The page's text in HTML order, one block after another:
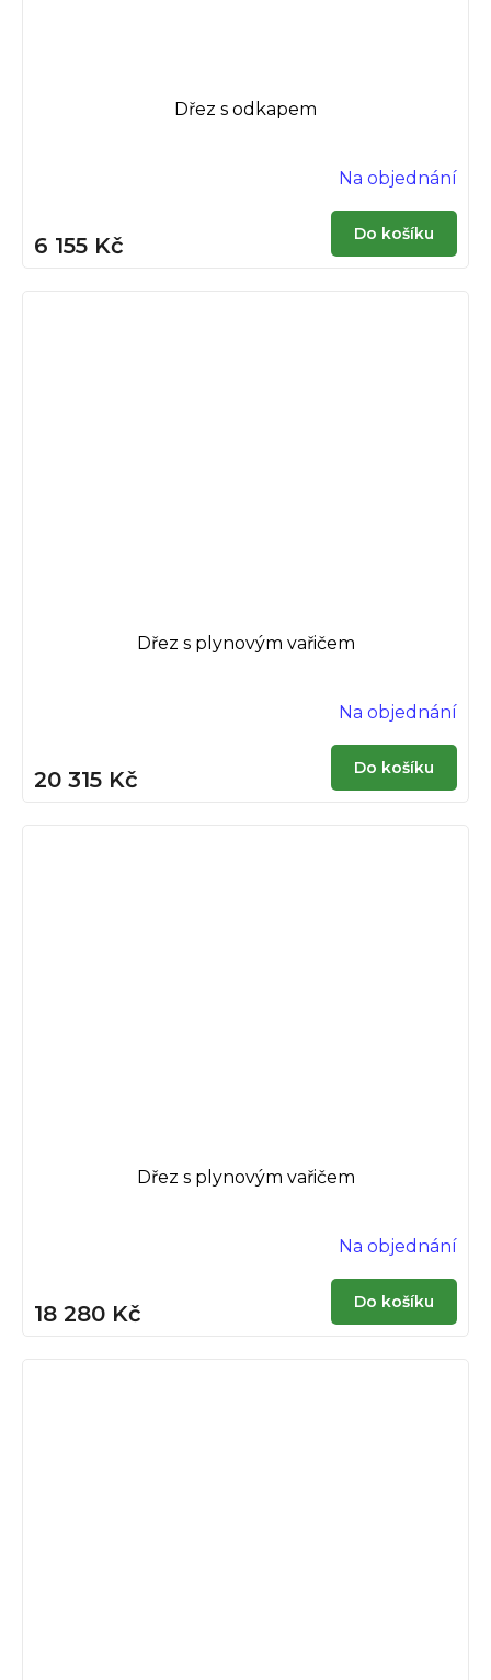
Dřez s odkapem
Na objednání
6 155 Kč Do košíku
Dřez s plynovým vařičem
Na objednání
20 315 Kč Do košíku
Dřez s plynovým vařičem
Na objednání
18 280 Kč Do košíku